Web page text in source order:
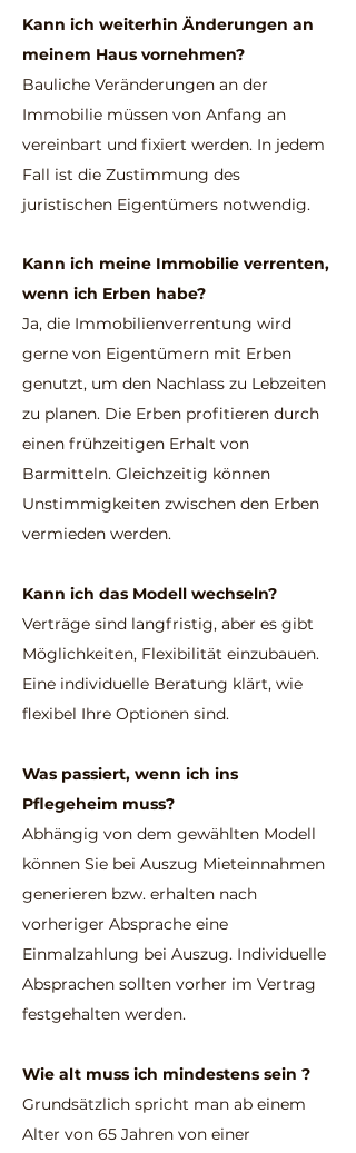
Kann ich weiterhin Änderungen an
meinem Haus vornehmen?
Bauliche Veränderungen an der
Immobilie müssen von Anfang an
vereinbart und fixiert werden. In jedem
Fall ist die Zustimmung des
juristischen Eigentümers notwendig.
Kann ich meine Immobilie verrenten,
wenn ich Erben habe?
Ja, die Immobilienverrentung wird
gerne von Eigentümern mit Erben
genutzt, um den Nachlass zu Lebzeiten
zu planen. Die Erben profitieren durch
einen frühzeitigen Erhalt von
Barmitteln. Gleichzeitig können
Unstimmigkeiten zwischen den Erben
vermieden werden.
Kann ich das Modell wechseln?
Verträge sind langfristig, aber es gibt
Möglichkeiten, Flexibilität einzubauen.
Eine individuelle Beratung klärt, wie
flexibel Ihre Optionen sind.
Was passiert, wenn ich ins
Pflegeheim muss?
Abhängig von dem gewählten Modell
können Sie bei Auszug Mieteinnahmen
generieren bzw. erhalten nach
vorheriger Absprache eine
Einmalzahlung bei Auszug. Individuelle
Absprachen sollten vorher im Vertrag
festgehalten werden.
Wie alt muss ich mindestens sein ?
Grundsätzlich spricht man ab einem
Alter von 65 Jahren von einer